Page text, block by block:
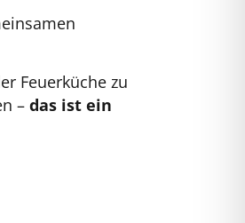
Feuerküche zu
– das ist ein